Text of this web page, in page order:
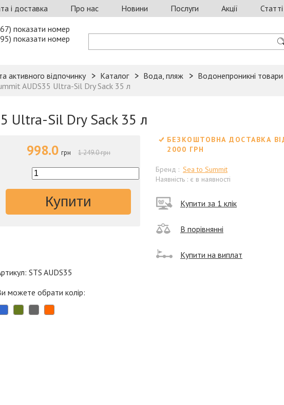
і доставка Про нас Новини Послуги Акції Статті
показати номер
показати номер
активного відпочинку Каталог Вода, пляж
Водонепроникні товари
AUDS35 Ultra-Sil Dry Sack 35 л
Ultra-Sil Dry Sack 35 л
БЕЗКОШТОВНА ДОСТАВКА
2000 ГРН
Бренд : Sea to Summit
Наявність : є в наявності
998.0 грн 1 249.0 грн
Купити Купити за 1 клік
В порівнянні
Купити на виплат
STS AUDS35
можете обрати колір: